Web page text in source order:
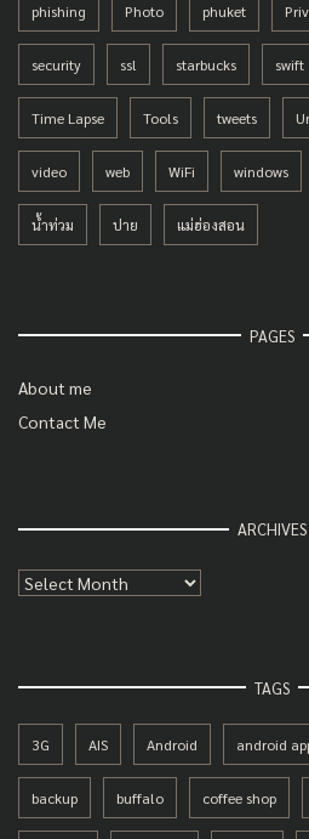
phishing Photo phuket
security ssl starbucks swift
Time Lapse Tools tweets
video web WiFi windows
น้ำท่วม ปาย แม่ฮ่องสอน
PAGES
About me
Contact Me
ARCHIVES
Archives
TAGS
3G AIS Android android
backup buffalo coffee shop